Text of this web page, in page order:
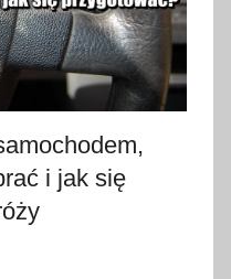
i jak się